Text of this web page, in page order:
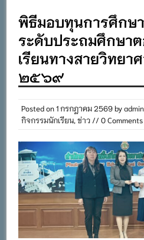
ต้อนรับคณะนิเทศ ติดต
ประจำปีการศึกษา ๒
การอบรมการจัดทำแ
พิธีถวายเครื่องราชสัก
เทียนถวายพระพรชัยม
พระชนมพรรษา พระ
กรกฎาคม ๒๕๖๙
พิธีมอบทุนการศึกษ
ระดับประถมศึกษา
เรียนทางสายวิทยา
๒๕๖๙
Posted on1 กรกฎาคม 2569byadmin
กิจกรรมนักเรียน,ข่าว // 0 Comments